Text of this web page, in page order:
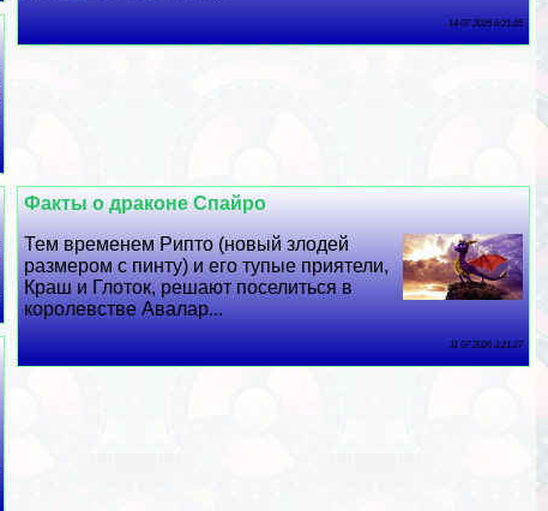
14 07 2026 6:21:25
Факты о дpaконе Спайро
Тем временем Рипто (новый злодей
размером с пинту) и его тупые приятели,
Краш и Глоток, решают поселиться в
королевстве Авалар...
11 07 2026 3:21:27